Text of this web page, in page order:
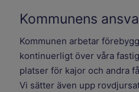
Kommunens
Kommunen arbetar
kontinuerligt över våra
platser för kajor och andra
Vi sätter även upp